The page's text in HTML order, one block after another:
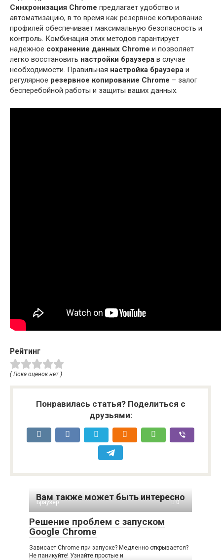
Синхронизация Chrome предлагает удобство и
автоматизацию, в то время как резервное копирование
профилей обеспечивает максимальную безопасность и
контроль. Комбинация этих методов гарантирует
надежное сохранение данных Chrome и позволяет
легко восстановить настройки браузера в случае
необходимости. Правильная настройка браузера и
регулярное резервное копирование Chrome – залог
бесперебойной работы и защиты ваших данных.
Рейтинг
( Пока оценок нет )
Понравилась статья? Поделиться с
друзьями:
Вам также может быть интересно
Браузер 0
Решение проблем с запуском
Google Chrome
Зависает Chrome при запуске? Медленно открывается?
Не паникуйте! Узнайте простые и